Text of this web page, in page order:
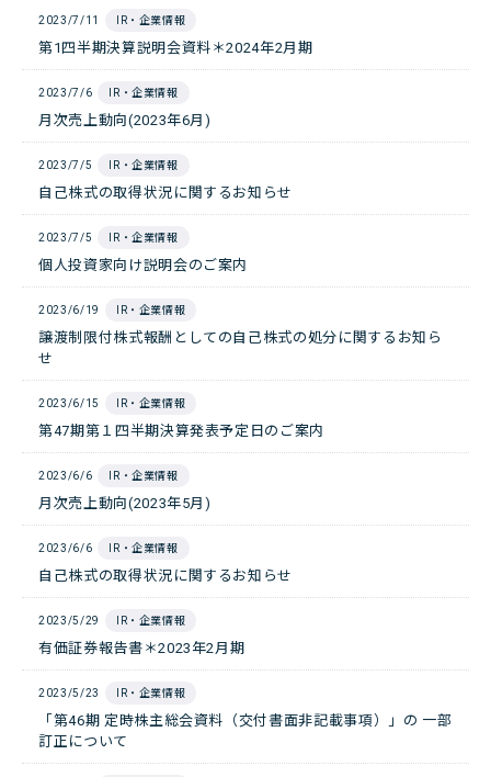
2023/7/11 IR・企業情報
第1四半期決算説明会資料＊2024年2月期
2023/7/6 IR・企業情報
月次売上動向(2023年6月)
2023/7/5 IR・企業情報
自己株式の取得状況に関するお知らせ
2023/7/5 IR・企業情報
個人投資家向け説明会のご案内
2023/6/19 IR・企業情報
譲渡制限付株式報酬としての自己株式の処分に関するお知ら
せ
2023/6/15 IR・企業情報
第47期第１四半期決算発表予定日のご案内
2023/6/6 IR・企業情報
月次売上動向(2023年5月)
2023/6/6 IR・企業情報
自己株式の取得状況に関するお知らせ
2023/5/29 IR・企業情報
有価証券報告書＊2023年2月期
2023/5/23 IR・企業情報
「第46期 定時株主総会資料（交付書面非記載事項）」の 一部
訂正について